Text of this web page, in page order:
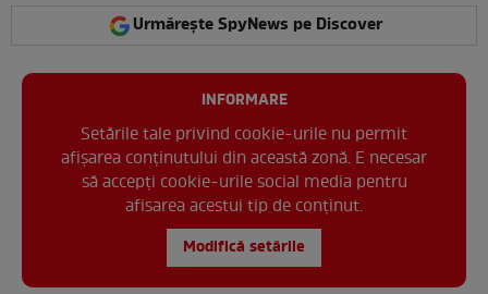
Urmărește SpyNews pe Discover
INFORMARE
Setările tale privind cookie-urile nu permit
afișarea conținutului din această zonă. E necesar
să accepți cookie-urile social media pentru
afisarea acestui tip de conținut.
Modifică setările